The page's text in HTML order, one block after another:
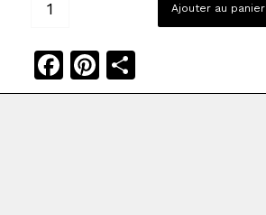
Ajouter au panier
Facebook
Pinterest
Share